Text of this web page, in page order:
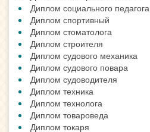
Диплом социального педагога
Диплом спортивный
Диплом стоматолога
Диплом строителя
Диплом судового механика
Диплом судового повара
Диплом судоводителя
Диплом техника
Диплом технолога
Диплом товароведа
Диплом токаря